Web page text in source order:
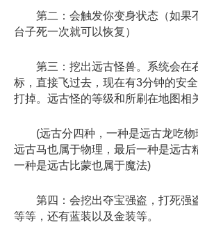
第二：会触发你变身状态（如果
台子死一次就可以恢复）
第三：挖出远古怪兽。系统会在
标，直接飞过去，现在有3分钟的安
打掉。远古怪的等级和所刷在地图相
(远古分四种，一种是远古龙吃物
远古马也属于物理，最后一种是远古
一种是远古比蒙也属于魔法)
第四：会挖出夺宝强盗，打死强
等等，还有蓝装以及金装等。